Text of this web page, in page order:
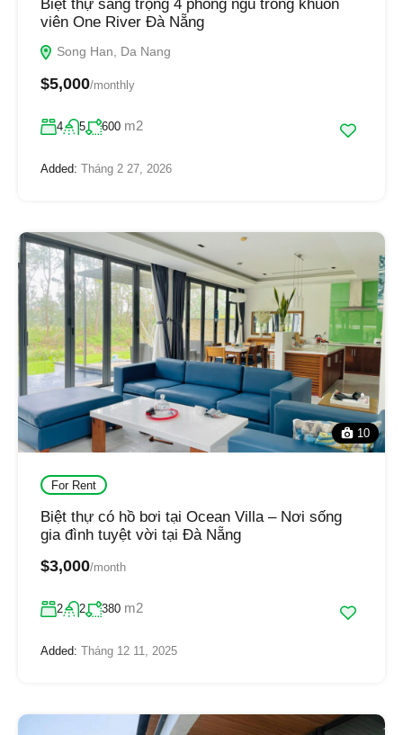
Biệt thự sang trọng 4 phòng ngủ trong khuôn
viên One River Đà Nẵng
Song Han, Da Nang
$5,000/monthly
4 5 600 m2
Added: Tháng 2 27, 2026
10
For Rent
Biệt thự có hồ bơi tại Ocean Villa – Nơi sống
gia đình tuyệt vời tại Đà Nẵng
$3,000/month
2 2 380 m2
Added: Tháng 12 11, 2025